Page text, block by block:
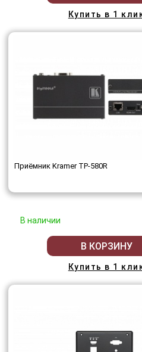
Купить в 1
Приёмник Kramer TP-580R
В наличии
В КОРЗИНУ
Купить в 1